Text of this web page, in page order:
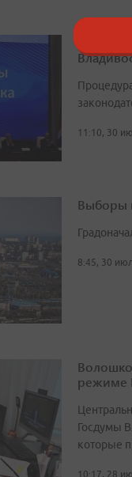
11:10, 30
Выборы
8:45, 30
Волошко
режиме
Госдумы
которые
10:17, 28